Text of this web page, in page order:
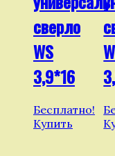
сверло
WS
3,9*16
Бесплатно!
Купить